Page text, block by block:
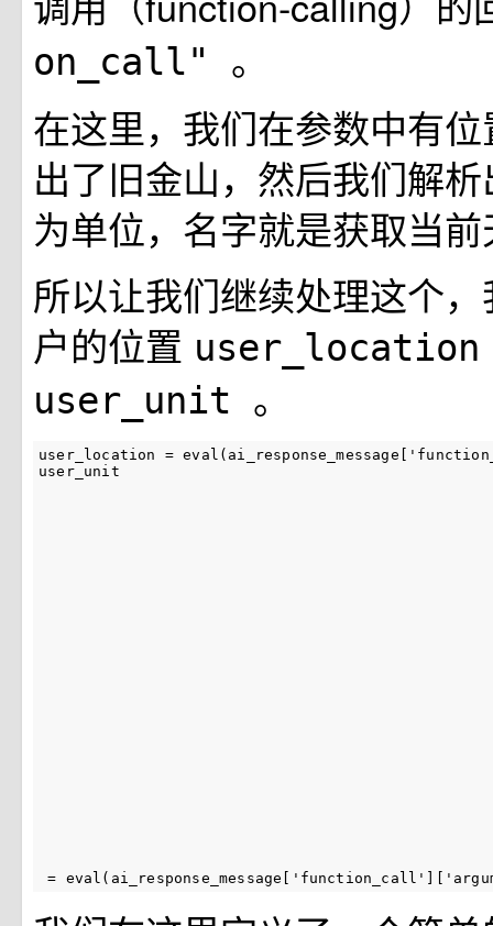
on_call" 。
在这里，我们在参数中有
出了旧金山，然后我们解
为单位，名字就是获取当
所以让我们继续处理这个
户的位置
user_unit 。
user_location = eval ( ai_response_message
user_unit
= eval ( ai_response_message 'function_call'